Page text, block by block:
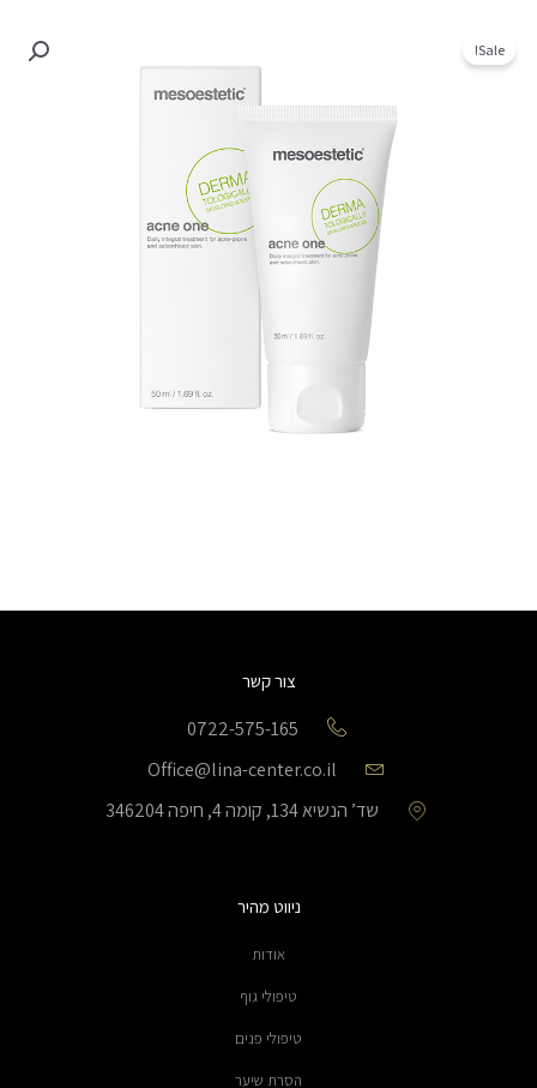
Sale!
צור קשר
0722-575-165
Office@lina-center.co.il
שד’ הנשיא 134, קומה 4, חיפה 346204
ניווט מהיר
אודות
טיפולי גוף
טיפולי פנים
הסרת שיער